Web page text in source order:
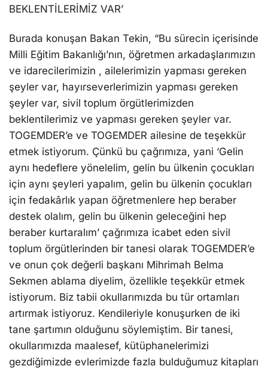
BEKLENTİLERİMİZ VAR’
Burada konuşan Bakan Tekin, “Bu sürecin içerisinde
Milli Eğitim Bakanlığı’nın, öğretmen arkadaşlarımızın
ve idarecilerimizin , ailelerimizin yapması gereken
şeyler var, hayırseverlerimizin yapması gereken
şeyler var, sivil toplum örgütlerimizden
beklentilerimiz ve yapması gereken şeyler var.
TOGEMDER’e ve TOGEMDER ailesine de teşekkür
etmek istiyorum. Çünkü bu çağrımıza, yani ‘Gelin
aynı hedeflere yönelelim, gelin bu ülkenin çocukları
için aynı şeyleri yapalım, gelin bu ülkenin çocukları
için fedakârlık yapan öğretmenlere hep beraber
destek olalım, gelin bu ülkenin geleceğini hep
beraber kurtaralım’ çağrımıza icabet eden sivil
toplum örgütlerinden bir tanesi olarak TOGEMDER’e
ve onun çok değerli başkanı Mihrimah Belma
Sekmen ablama diyelim, özellikle teşekkür etmek
istiyorum. Biz tabii okullarımızda bu tür ortamları
artırmak istiyoruz. Kendileriyle konuşurken de iki
tane şartımın olduğunu söylemiştim. Bir tanesi,
okullarımızda maalesef, kütüphanelerimizi
gezdiğimizde evlerimizde fazla bulduğumuz kitapları